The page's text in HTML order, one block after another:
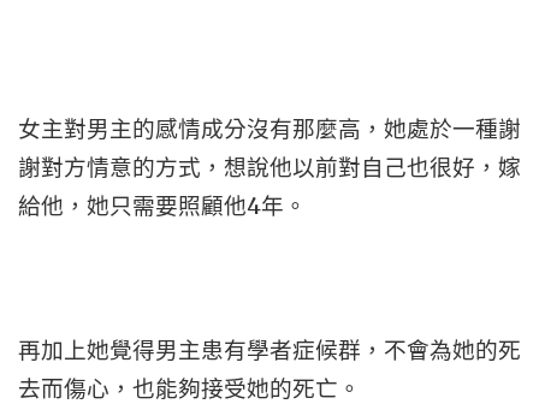
女主對男主的感情成分沒有那麼高，她處於一種謝
謝對方情意的方式，想說他以前對自己也很好，嫁
給他，她只需要照顧他4年。
再加上她覺得男主患有學者症候群，不會為她的死
去而傷心，也能夠接受她的死亡。